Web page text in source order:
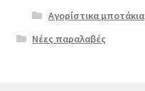
Αγορίστικα μποτάκια
Νέες παραλαβές